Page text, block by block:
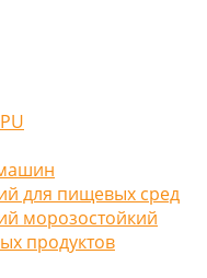
для пищевых сред
морозостойкий
продуктов